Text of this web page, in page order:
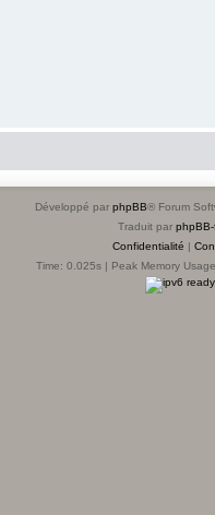
Développé par phpBB® Forum
Traduit par phpBB-
Confidentialité |
Time: 0.025s | Peak Memory